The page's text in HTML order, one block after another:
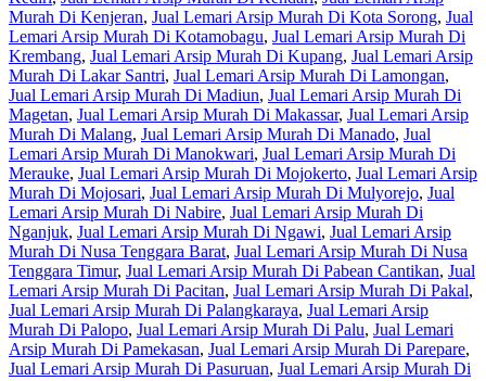
Murah Di Kenjeran, Jual Lemari Arsip Murah Di Kota Sorong, Jual
Lemari Arsip Murah Di Kotamobagu, Jual Lemari Arsip Murah Di
Krembang, Jual Lemari Arsip Murah Di Kupang, Jual Lemari Arsip
Murah Di Lakar Santri, Jual Lemari Arsip Murah Di Lamongan,
Jual Lemari Arsip Murah Di Madiun, Jual Lemari Arsip Murah Di
Magetan, Jual Lemari Arsip Murah Di Makassar, Jual Lemari Arsip
Murah Di Malang, Jual Lemari Arsip Murah Di Manado, Jual
Lemari Arsip Murah Di Manokwari, Jual Lemari Arsip Murah Di
Merauke, Jual Lemari Arsip Murah Di Mojokerto, Jual Lemari Arsip
Murah Di Mojosari, Jual Lemari Arsip Murah Di Mulyorejo, Jual
Lemari Arsip Murah Di Nabire, Jual Lemari Arsip Murah Di
Nganjuk, Jual Lemari Arsip Murah Di Ngawi, Jual Lemari Arsip
Murah Di Nusa Tenggara Barat, Jual Lemari Arsip Murah Di Nusa
Tenggara Timur, Jual Lemari Arsip Murah Di Pabean Cantikan, Jual
Lemari Arsip Murah Di Pacitan, Jual Lemari Arsip Murah Di Pakal,
Jual Lemari Arsip Murah Di Palangkaraya, Jual Lemari Arsip
Murah Di Palopo, Jual Lemari Arsip Murah Di Palu, Jual Lemari
Arsip Murah Di Pamekasan, Jual Lemari Arsip Murah Di Parepare,
Jual Lemari Arsip Murah Di Pasuruan, Jual Lemari Arsip Murah Di